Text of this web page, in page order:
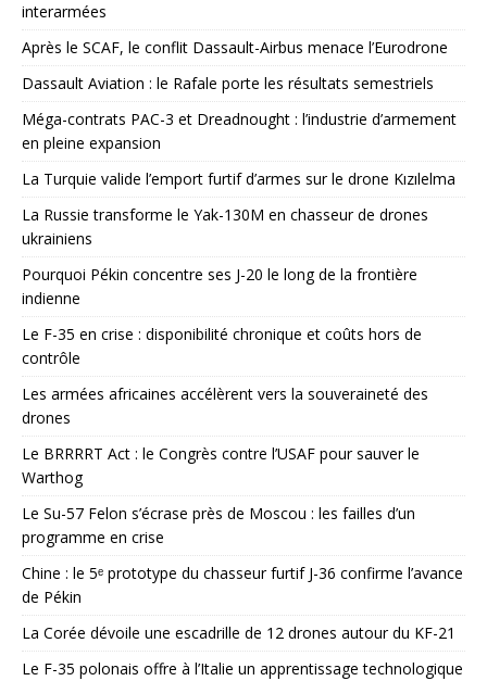
interarmées
Après le SCAF, le conflit Dassault-Airbus menace l’Eurodrone
Dassault Aviation : le Rafale porte les résultats semestriels
Méga-contrats PAC-3 et Dreadnought : l’industrie d’armement
en pleine expansion
La Turquie valide l’emport furtif d’armes sur le drone Kızılelma
La Russie transforme le Yak-130M en chasseur de drones
ukrainiens
Pourquoi Pékin concentre ses J-20 le long de la frontière
indienne
Le F-35 en crise : disponibilité chronique et coûts hors de
contrôle
Les armées africaines accélèrent vers la souveraineté des
drones
Le BRRRRT Act : le Congrès contre l’USAF pour sauver le
Warthog
Le Su-57 Felon s’écrase près de Moscou : les failles d’un
programme en crise
Chine : le 5ᵉ prototype du chasseur furtif J-36 confirme l’avance
de Pékin
La Corée dévoile une escadrille de 12 drones autour du KF-21
Le F-35 polonais offre à l’Italie un apprentissage technologique